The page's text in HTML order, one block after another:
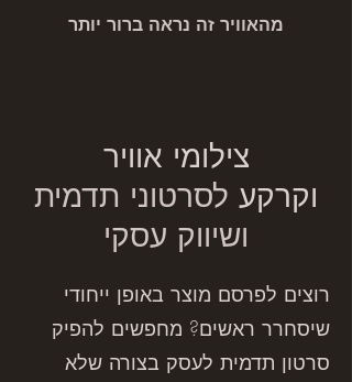
מהאוויר זה נראה ברור יותר
צילומי אוויר
וקרקע לסרטוני תדמית
ושיווק עסקי
רוצים לפרסם מוצר באופן ייחודי
שיסחרר ראשים? מחפשים להפיק
סרטון תדמית לעסק בצורה שלא